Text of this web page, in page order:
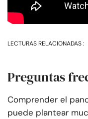
LECTURAS RELACIONADAS :
Preguntas
Comprender el
puede plantear